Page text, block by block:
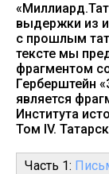
выдержки из
с прошлым
тексте мы
фрагментом
Герберштейн
является
Института
Том IV.
Часть 1: